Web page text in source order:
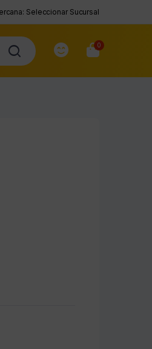
Seleccionar Sucursal
0